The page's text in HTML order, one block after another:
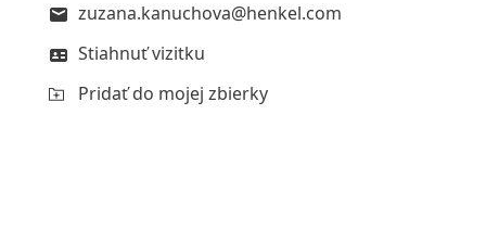
zuzana.kanuchova@henkel.com
Stiahnuť vizitku
Pridať do mojej zbierky